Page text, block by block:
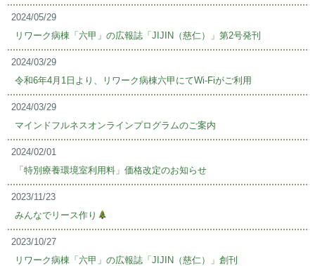
2024/05/29
リワーク病棟「六甲」の広報誌「JIJIN（慈仁）」第2号発刊
2024/03/29
令和6年4月1日より、リワーク病棟六甲にてWi-Fiがご利用
2024/03/29
マインドフルネスオンラインプログラムのご案内
2024/02/01
「特別療養環境室利用料」価格改定のお知らせ
2023/11/23
みんなでリース作り
2023/10/27
リワーク病棟「六甲」の広報誌「JIJIN（慈仁）」創刊